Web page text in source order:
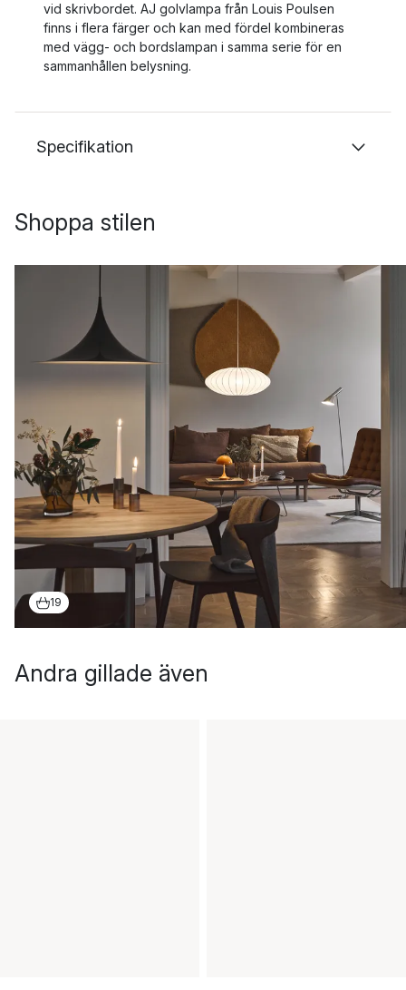
vid skrivbordet. AJ golvlampa från Louis Poulsen
finns i flera färger och kan med fördel kombineras
med vägg- och bordslampan i samma serie för en
sammanhållen belysning.
Specifikation
Shoppa stilen
19
Andra gillade även